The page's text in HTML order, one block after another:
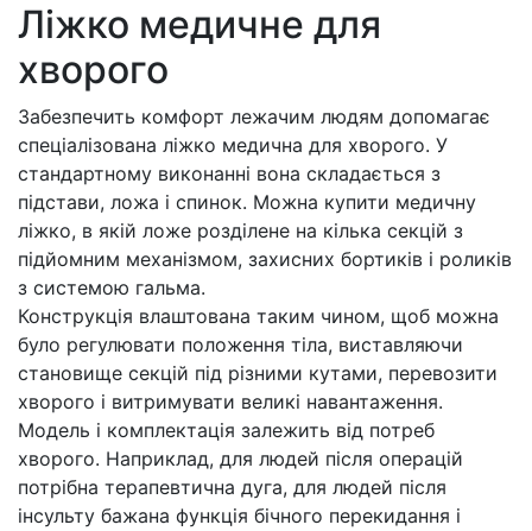
Ліжко медичне для
хворого
Забезпечить комфорт лежачим людям допомагає
спеціалізована ліжко медична для хворого. У
стандартному виконанні вона складається з
підстави, ложа і спинок. Можна купити медичну
ліжко, в якій ложе розділене на кілька секцій з
підйомним механізмом, захисних бортиків і роликів
з системою гальма.
Конструкція влаштована таким чином, щоб можна
було регулювати положення тіла, виставляючи
становище секцій під різними кутами, перевозити
хворого і витримувати великі навантаження.
Модель і комплектація залежить від потреб
хворого. Наприклад, для людей після операцій
потрібна терапевтична дуга, для людей після
інсульту бажана функція бічного перекидання і